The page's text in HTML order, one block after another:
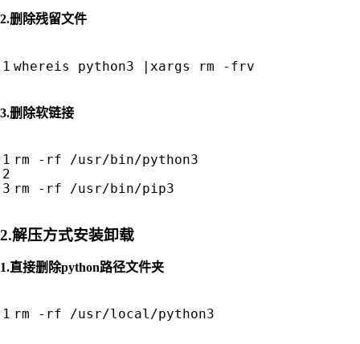
2.删除残留文件
whereis python3 |
3.删除软链接
rm -rf /usr/bin/python3
2.解压方式安装卸载
1.直接删除python路径文件夹